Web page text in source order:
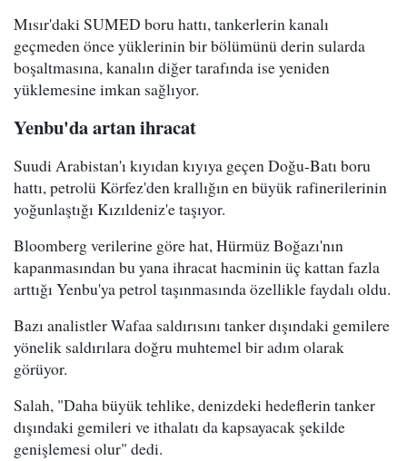
Mısır'daki SUMED boru hattı, tankerlerin kanalı
geçmeden önce yüklerinin bir bölümünü derin sularda
boşaltmasına, kanalın diğer tarafında ise yeniden
yüklemesine imkan sağlıyor.
Yenbu'da artan ihracat
Suudi Arabistan'ı kıyıdan kıyıya geçen Doğu-Batı boru
hattı, petrolü Körfez'den krallığın en büyük rafinerilerinin
yoğunlaştığı Kızıldeniz'e taşıyor.
Bloomberg verilerine göre hat, Hürmüz Boğazı'nın
kapanmasından bu yana ihracat hacminin üç kattan fazla
arttığı Yenbu'ya petrol taşınmasında özellikle faydalı oldu.
Bazı analistler Wafaa saldırısını tanker dışındaki gemilere
yönelik saldırılara doğru muhtemel bir adım olarak
görüyor.
Salah, "Daha büyük tehlike, denizdeki hedeflerin tanker
dışındaki gemileri ve ithalatı da kapsayacak şekilde
genişlemesi olur" dedi.